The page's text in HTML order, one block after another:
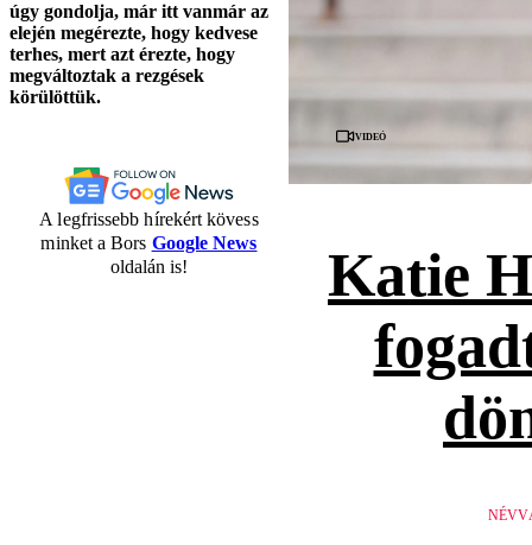
úgy gondolja, már itt vanmár az
elején megérezte, hogy kedvese
terhes, mert azt érezte, hogy
megváltoztak a rezgések
körülöttük.
A legfrissebb hírekért kövess
minket a Bors Google News
oldalán is!
Videó
Katie